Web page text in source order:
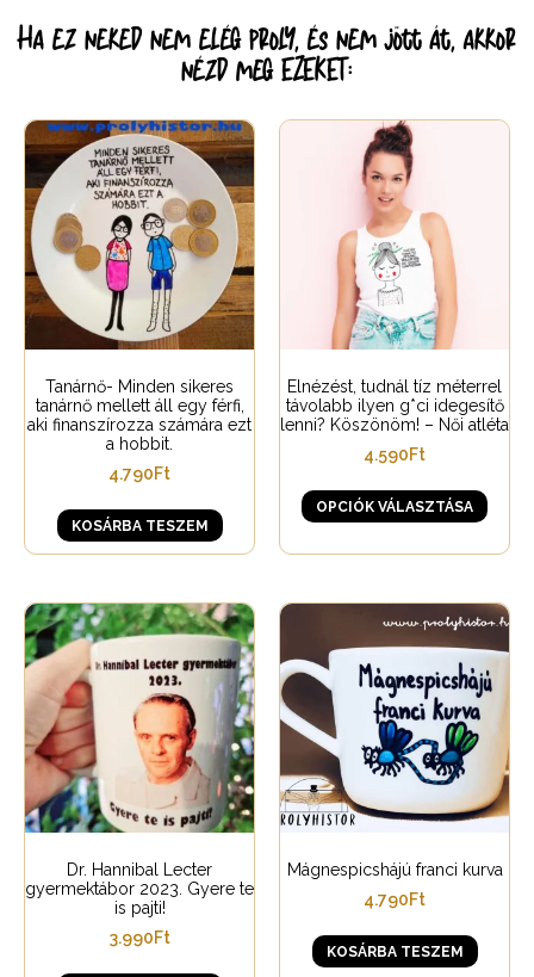
Ha ez neked nem elég proly, és nem jött át, akkor
nézd meg EZEKET:
Tanárnő- Minden sikeres
tanárnő mellett áll egy férfi,
aki finanszírozza számára ezt
a hobbit.
4.790Ft
KOSÁRBA TESZEM
Elnézést, tudnál tíz méterrel
távolabb ilyen g*ci idegesítő
lenni? Köszönöm! – Női atléta
4.590Ft
OPCIÓK VÁLASZTÁSA
Dr. Hannibal Lecter
gyermektábor 2023. Gyere te
is pajti!
3.990Ft
Mágnespicshájú franci kurva
4.790Ft
KOSÁRBA TESZEM